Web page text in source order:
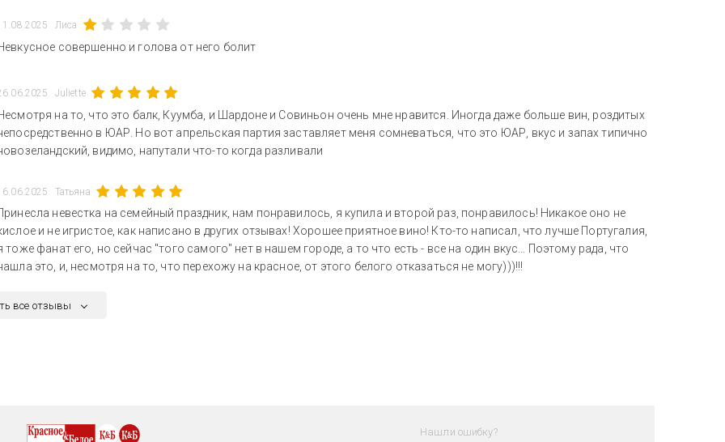
Лиса
совершенно и голова от него болит
Juliette
на то, что это балк, Куумба, и Шардоне и Совиньон очень мне нравится. Иногда даже больше вин, роздитых
в ЮАР. Но вот апрельская партия заставляет меня сомневаться, что это ЮАР, вкус и запах типично
видимо, напутали что-то когда разливали
Татьяна
невестка на семейный праздник, нам понравилось, я купила и второй раз, понравилось! Никакое оно не
и не игристое, как написано в других отзывах! Хорошее приятное вино! Кто-то написал, что лучше Португалия,
тоже фанат его, но сейчас "того самого" нет в нашем городе, а то что есть - все на один вкус... Поэтому рада, что
это, и, несмотря на то, что перехожу на красное, от этого белого отказаться не могу)))!!!
все отзывы
Нашли ошибку?